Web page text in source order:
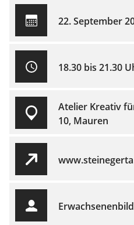
22. September
18.30 bis 21.30
Atelier Kreativ
10, Mauren